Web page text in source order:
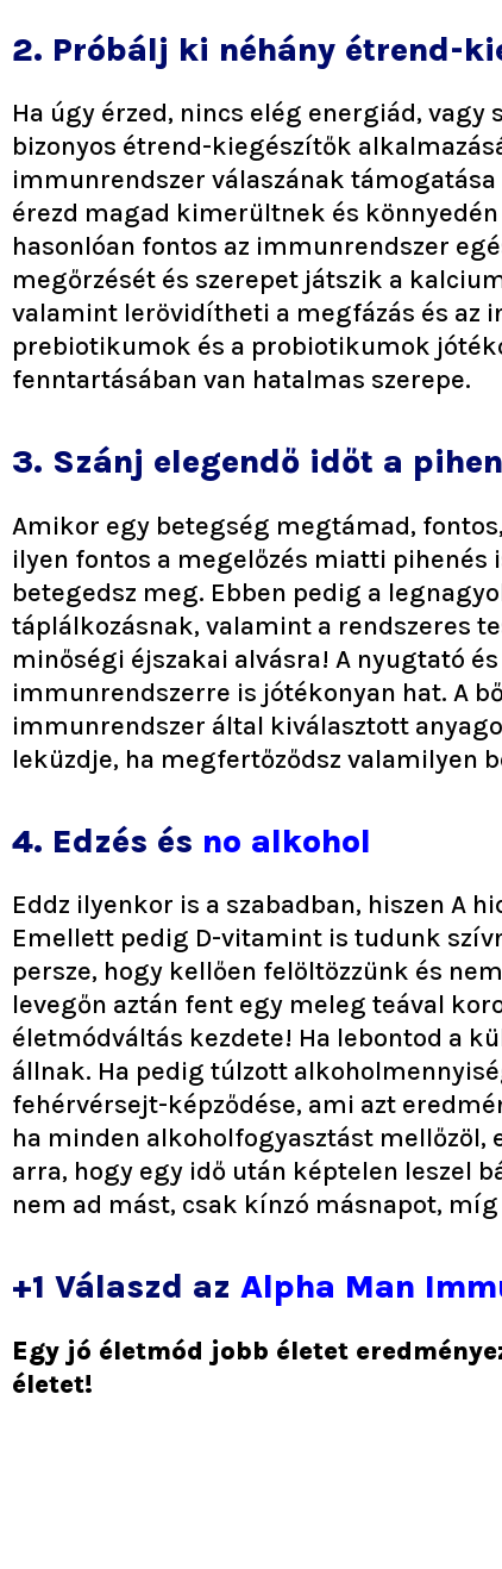
2. Próbálj ki néhány étrend-
Ha úgy érzed, nincs elég energiád,
bizonyos étrend-kiegészítők
immunrendszer válaszának
érezd magad kimerültnek és
hasonlóan fontos az immunrendszer
megőrzését és szerepet játszik a
valamint lerövidítheti a megfázás és az
prebiotikumok és a probiotikumok
fenntartásában van hatalmas szerepe.
3. Szánj elegendő időt a
Amikor egy betegség megtámad,
ilyen fontos a megelőzés miatti
betegedsz meg. Ebben pedig a
táplálkozásnak, valamint a rendszeres
minőségi éjszakai alvásra! A nyugtató
immunrendszerre is jótékonyan hat. A
immunrendszer által kiválasztott
leküzdje, ha megfertőződsz valamilyen
4. Edzés és no alkohol
Eddz ilyenkor is a szabadban, hiszen A
Emellett pedig D-vitamint is tudunk
persze, hogy kellően felöltözzünk és
levegőn aztán fent egy meleg teával
életmódváltás kezdete! Ha lebontod a
állnak. Ha pedig túlzott
fehérvérsejt-képződése, ami azt
ha minden alkoholfogyasztást mellőzöl,
arra, hogy egy idő után képtelen leszel
nem ad mást, csak kínzó másnapot,
+1 Válaszd az Alpha Man
Egy jó életmód jobb életet
életet!